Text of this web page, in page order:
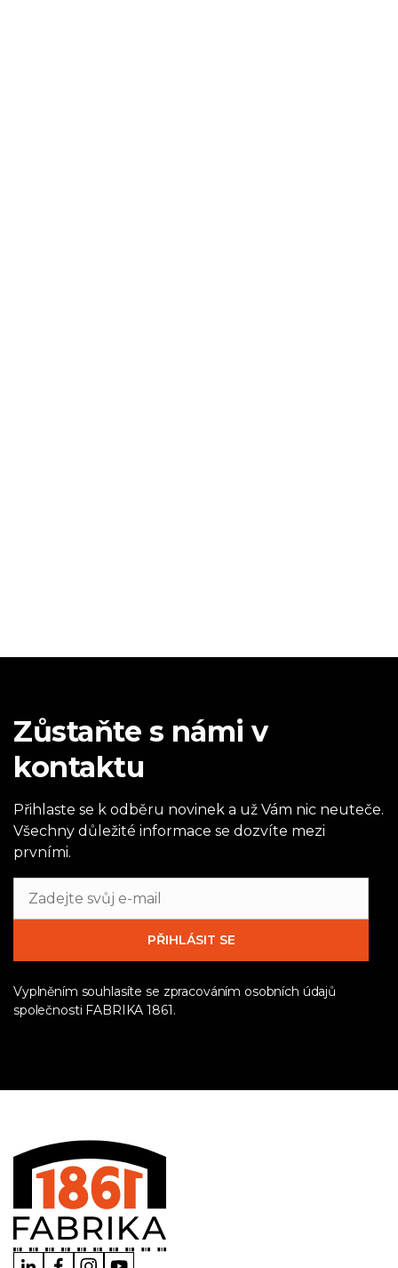
Zůstaňte s námi v
kontaktu
Přihlaste se k odběru novinek a už Vám nic neuteče.
Všechny důležité informace se dozvíte mezi
prvními.
Vyplněním souhlasíte se zpracováním osobních údajů
společnosti FABRIKA 1861.